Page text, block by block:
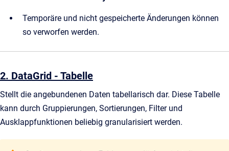
Temporäre und nicht gespeicherte Änderungen können
so verworfen werden.
2. DataGrid - Tabelle
Stellt die angebundenen Daten tabellarisch dar. Diese Tabelle
kann durch Gruppierungen, Sortierungen, Filter und
Ausklappfunktionen beliebig granularisiert werden.